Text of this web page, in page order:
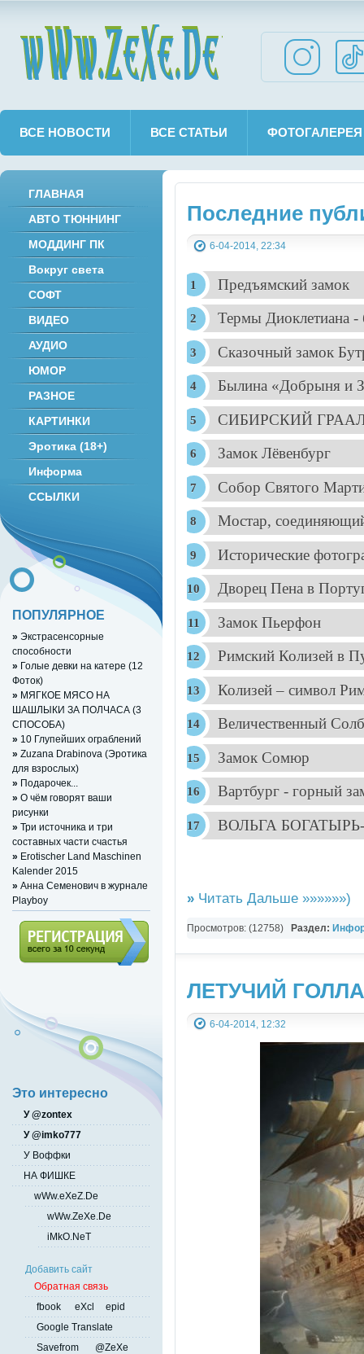
ВСЕ НОВОСТИ ВСЕ СТАТЬИ ФОТОГАЛЕРЕЯ
Последние
6-04-2014, 22:34
.
Предъямский замок
Термы Диоклетиана -
Сказочный замок
Былина «Добрыня и
СИБИРСКИЙ
Замок Лёвенбург
Собор Святого
Мостар,
Исторические
Дворец Пена в
Замок Пьерфон
Римский Колизей в
Колизей – символ
Величественный
Замок Сомюр
Вартбург - горный
ВОЛЬГА
» Читать Дальше »»»»»»)
Просмотров: (12758) Раздел:
ЛЕТУЧИЙ
6-04-2014, 12:32
ГЛАВНАЯ
АВТО ТЮННИНГ
МОДДИНГ ПК
Вокруг света
СОФТ
ВИДЕО
АУДИО
ЮМОР
РАЗНОЕ
КАРТИНКИ
Эротика (18+)
Информа
ССЫЛКИ
ПОПУЛЯРНОЕ
» Экстрасенсорные
способности
» Голые девки на катере (12
Фоток)
» МЯГКОЕ МЯСО НА
ШАШЛЫКИ ЗА ПОЛЧАСА (3
СПОСОБА)
» 10 Глупейших ограблений
» Zuzana Drabinova (Эротика
для взрослых)
» Подарочек...
» О чём говорят ваши
рисунки
» Три источника и три
составных части счастья
» Erotischer Land Maschinen
Kalender 2015
» Анна Семенович в журнале
Playboy
Это интересно
У @zontex
У @imko777
У Воффки
НА ФИШКЕ
wWw.eXeZ.De
wWw.ZeXe.De
iMkO.NeT
Добавить сайт
Обратная связь
fbook
eXcl
epid
Google Translate
Savefrom
@ZeXe